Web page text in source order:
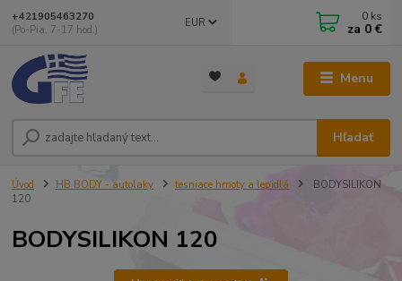
Menu
EUR
Hľadať
+421905463270
(Po-Pia, 7-17 hod.)
0 ks
za 0 €
Úvod HB BODY - autolaky tesniace hmoty a lepidlá
BODYSILIKON
120
BODYSILIKON 120